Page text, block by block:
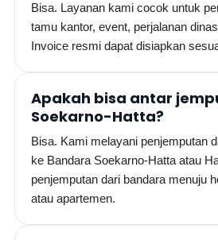
Bisa. Layanan kami cocok untuk
tamu kantor, event, perjalanan
Invoice resmi dapat disiapkan
Apakah bisa antar
Soekarno-Hatta?
Bisa. Kami melayani penjemputan
ke Bandara Soekarno-Hatta atau
penjemputan dari bandara menuju
atau apartemen.